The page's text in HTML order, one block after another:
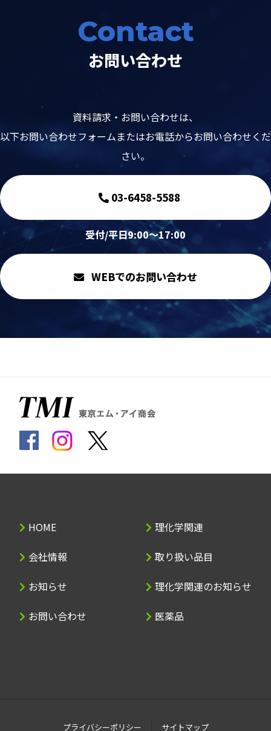
Contact
お問い合わせ
資料請求・お問い合わせは、
以下お問い合わせフォームまたはお電話からお問い合わせくだ
さい。
03-6458-5588
受付/平日9:00～17:00
WEBでのお問い合わせ
HOME
会社情報
お知らせ
お問い合わせ
理化学関連
取り扱い品目
理化学関連のお知らせ
医薬品
プライバシーポリシー サイトマップ